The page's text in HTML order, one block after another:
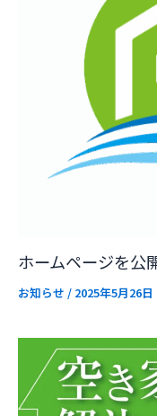
ホームページを公
お知らせ / 2025年5月26日